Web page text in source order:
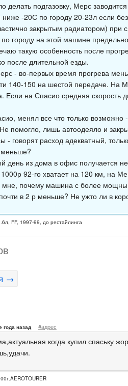
делать подгазовку, Мерс
ниже -20С по городу 20-23л если
закрытым радиатором)
по городу на этой машине
такую особенность после
после длительной езды.
- во-первых время прогрева
140-150 на шестой передаче. На
Если на Спасио средняя скорость
менял все что только
помогло, лишь автоодеяло и
- говорят расход адекватный,
день из дома в офис получается
92-го хватает на 120 км, на
почему машина с более
в 2 р меньше? Не ужто ли в
FF, 1997-99, до рестайлинга
→
года назад #адрес
когда купил спаську